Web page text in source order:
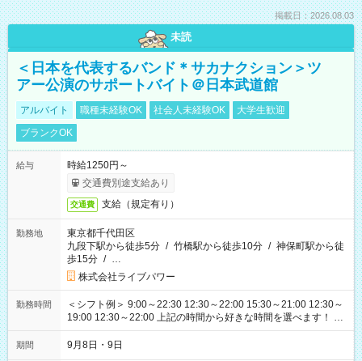
掲載日：2026.08.03
未読
＜日本を代表するバンド＊サカナクション＞ツ
アー公演のサポートバイト＠日本武道館
アルバイト 職種未経験OK 社会人未経験OK
大学生歓迎
ブランクOK
給与
時給1250円～
交通費別途支給あり
交通費 支給（規定有り）
勤務地
東京都千代田区
九段下駅から徒歩5分 / 竹橋駅から徒歩10分 / 神保町駅から徒
歩15分 / …
株式会社ライブパワー
勤務時間
＜シフト例＞ 9:00～22:30 12:30～22:00 15:30～21:00 12:30～
19:00 12:30～22:00 上記の時間から好きな時間を選べます！ ※
時間は変更となる可能性があります
期間 9月8日・9日